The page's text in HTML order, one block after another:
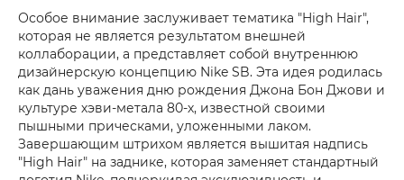
Особое внимание заслуживает тематика "High Hair",
которая не является результатом внешней
коллаборации, а представляет собой внутреннюю
дизайнерскую концепцию Nike SB. Эта идея родилась
как дань уважения дню рождения Джона Бон Джови и
культуре хэви-метала 80-х, известной своими
пышными прическами, уложенными лаком.
Завершающим штрихом является вышитая надпись
"High Hair" на заднике, которая заменяет стандартный